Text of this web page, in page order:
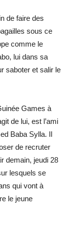
de faire des
sous ce
comme le
, lui dans sa
saboter et salir le
Games à
de lui, est l’ami
Baba Sylla. Il
de recruter
demain, jeudi 28
lesquels se
qui vont à
le jeune